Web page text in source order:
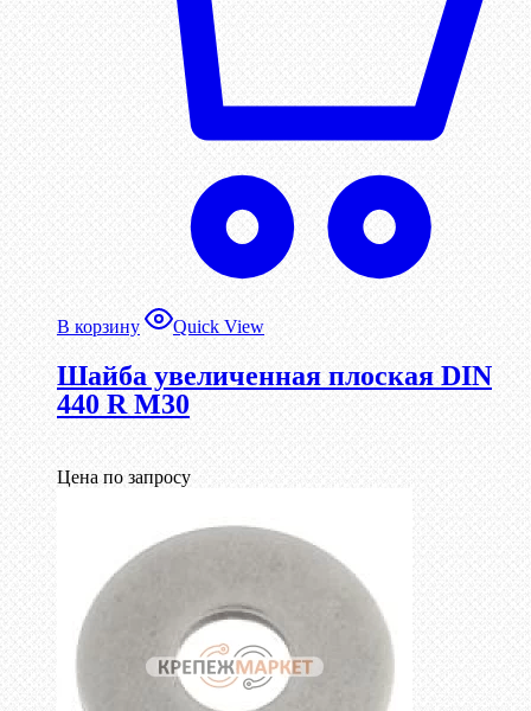
В корзину Quick View
Шайба увеличенная плоская DIN
440 R М30
Цена по запросу